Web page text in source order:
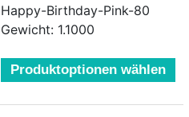
Happy-Birthday-Pink-80
Gewicht: 1.1000
Produktoptionen wählen